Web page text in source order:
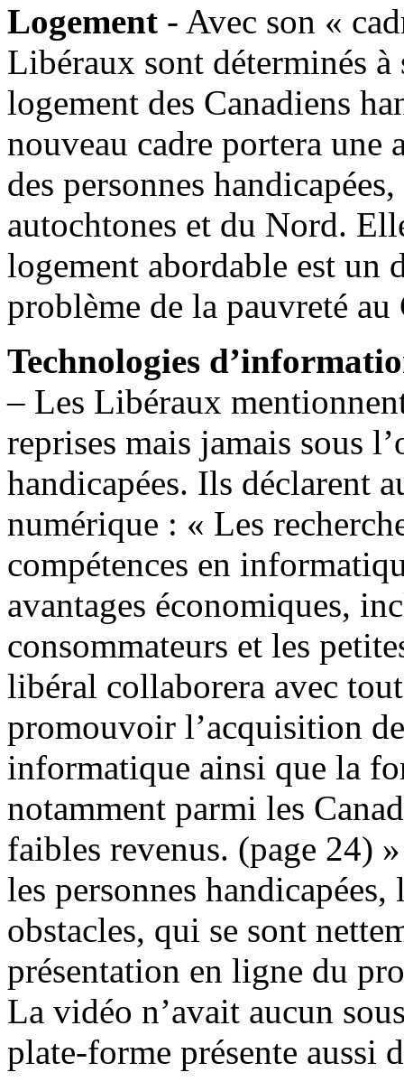
Logement - Avec son «
Libéraux sont déterminés à
logement des Canadiens
nouveau cadre portera
des personnes
autochtones et du Nord.
logement abordable est un
problème de la pauvreté au
Technologies
– Les Libéraux
reprises mais jamais sous
handicapées. Ils déclarent
numérique : « Les
compétences en
avantages économiques,
consommateurs et les
libéral collaborera avec
promouvoir l’acquisition
informatique ainsi que la
notamment parmi les
faibles revenus. (page 24)
les personnes
obstacles, qui se sont
présentation en ligne du
La vidéo n’avait aucun
plate-forme présente aussi